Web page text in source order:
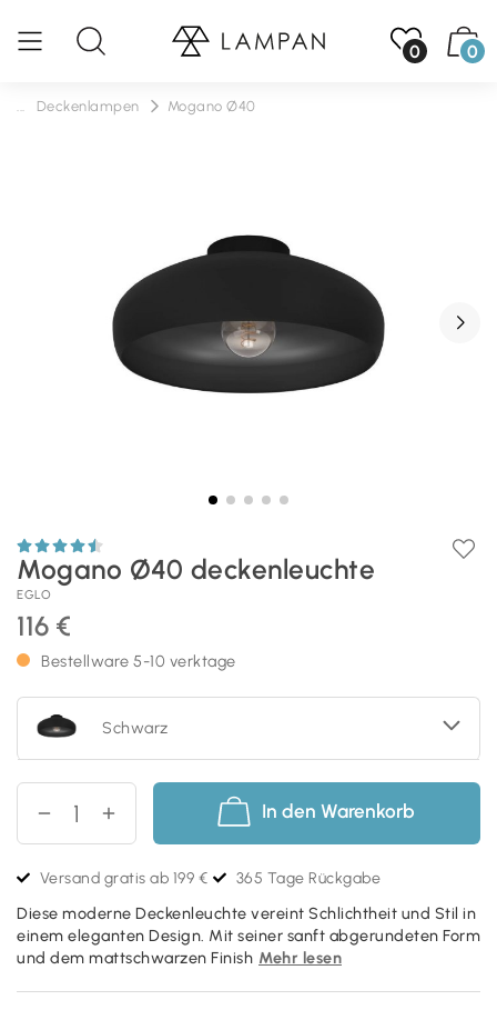
0 0
Deckenlampen Mogano Ø40
Mogano Ø40 deckenleuchte
EGLO
116 €
Bestellware 5-10 verktage
Schwarz
In den Warenkorb
Versand gratis ab 199 € 365 Tage Rückgabe
Diese moderne Deckenleuchte vereint Schlichtheit und Stil in
einem eleganten Design. Mit seiner sanft abgerundeten Form
und dem mattschwarzen Finish Mehr lesen